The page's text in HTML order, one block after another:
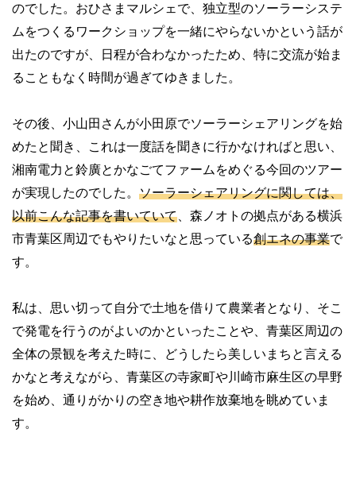
のでした。おひさまマルシェで、独立型のソーラーシステ
ムをつくるワークショップを一緒にやらないかという話が
出たのですが、日程が合わなかったため、特に交流が始ま
ることもなく時間が過ぎてゆきました。
その後、小山田さんが小田原でソーラーシェアリングを始
めたと聞き、これは一度話を聞きに行かなければと思い、
湘南電力と鈴廣とかなごてファームをめぐる今回のツアー
が実現したのでした。 ソーラーシェアリングに関しては、
以前こんな記事を書いていて 、森ノオトの拠点がある横浜
市青葉区周辺でもやりたいなと思っている創エネの事業で
す。
私は、思い切って自分で土地を借りて農業者となり、そこ
で発電を行うのがよいのかといったことや、青葉区周辺の
全体の景観を考えた時に、どうしたら美しいまちと言える
かなと考えながら、青葉区の寺家町や川崎市麻生区の早野
を始め、通りがかりの空き地や耕作放棄地を眺めていま
す。